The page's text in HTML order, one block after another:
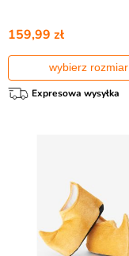
159,99 zł
wybierz rozmiar
Expresowa wysyłka